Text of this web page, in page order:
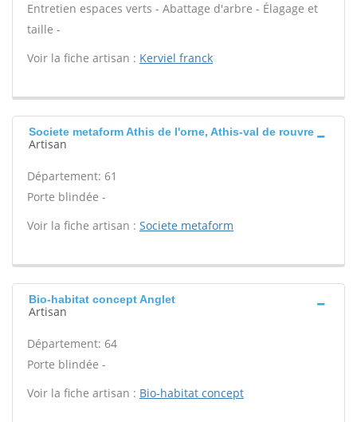
Entretien espaces verts - Abattage d'arbre - Élagage et
taille -
Voir la fiche artisan : Kerviel franck
Societe metaform Athis de l'orne, Athis-val de rouvre
Artisan
Département: 61
Porte blindée -
Voir la fiche artisan : Societe metaform
Bio-habitat concept Anglet
Artisan
Département: 64
Porte blindée -
Voir la fiche artisan : Bio-habitat concept